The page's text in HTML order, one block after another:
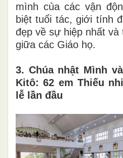
mình của các vận
biệt tuổi tác, giới tính
đẹp về sự hiệp nhất
giữa các Giáo họ.
3. Chúa nhật Mình
Kitô: 62 em Thiếu
lễ lần đầu